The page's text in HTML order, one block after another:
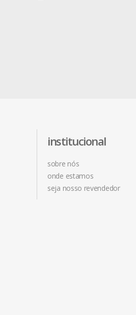
institucional
sobre nós
onde estamos
seja nosso revendedor